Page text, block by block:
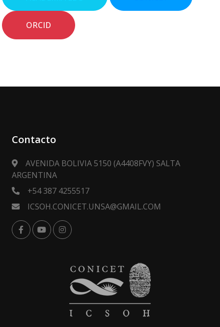
ORCID
Contacto
AVENIDA BOLIVIA 5150 (A4408FVY) SALTA
ARGENTINA
+54 387 4255517
ICSOH.CONICET.UNSA@GMAIL.COM